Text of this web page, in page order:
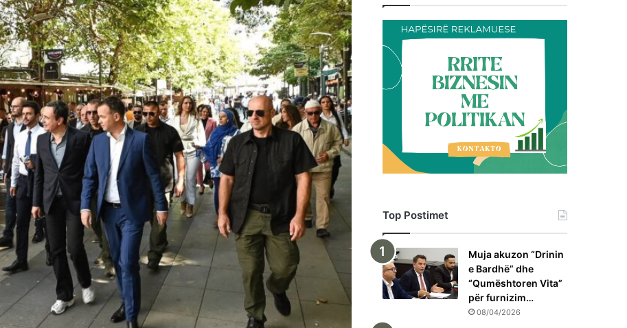
Top Postimet
Muja akuzon “Drinin
e Bardhë” dhe
“Qumështoren Vita”
për furnizim…
08/04/2026